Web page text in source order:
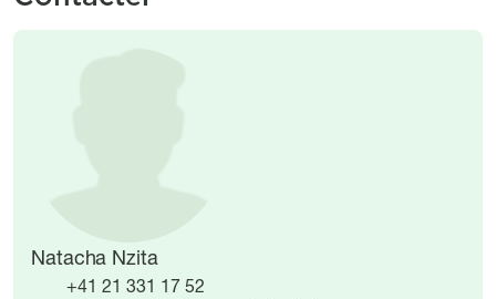
Natacha Nzita
+41 21 331 17 52